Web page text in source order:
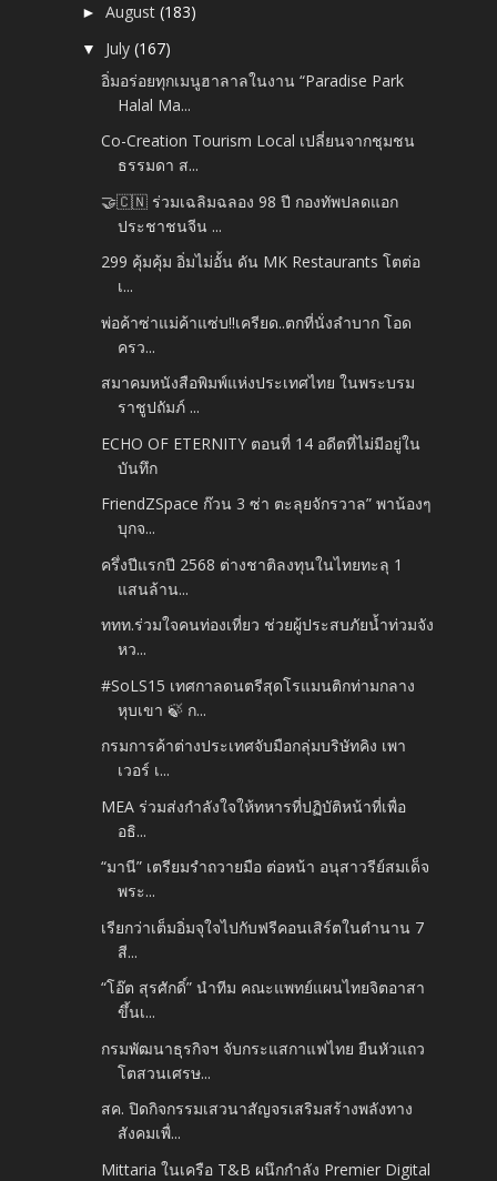
►August(183)
▼ July(167)
อิ่มอร่อยทุกเมนูฮาลาลในงาน “Paradise Park
Halal Ma...
Co-Creation Tourism Local เปลี่ยนจากชุมชน
ธรรมดา ส...
🤝🇨🇳 ร่วมเฉลิมฉลอง 98 ปี กองทัพปลดแอก
ประชาชนจีน ...
299 คุ้มคุ้ม อิ่มไม่อั้น ดัน MK Restaurants โตต่อ
เ...
พ่อค้าซ่าแม่ค้าแซ่บ!!เครียด..ตกที่นั่งลำบาก โอด
ครว...
สมาคมหนังสือพิมพ์แห่งประเทศไทย ในพระบรม
ราชูปถัมภ์ ...
ECHO OF ETERNITY ตอนที่ 14 อดีตที่ไม่มีอยู่ใน
บันทึก
FriendZSpace ก๊วน 3 ซ่า ตะลุยจักรวาล” พาน้องๆ
บุกจ...
ครึ่งปีแรกปี 2568 ต่างชาติลงทุนในไทยทะลุ 1
แสนล้าน...
ททท.ร่วมใจคนท่องเที่ยว ช่วยผู้ประสบภัยน้ำท่วมจัง
หว...
#SoLS15 เทศกาลดนตรีสุดโรแมนติกท่ามกลาง
หุบเขา 🍃 ก...
กรมการค้าต่างประเทศจับมือกลุ่มบริษัทคิง เพา
เวอร์ เ...
MEA ร่วมส่งกำลังใจให้ทหารที่ปฏิบัติหน้าที่เพื่อ
อธิ...
“มานี” เตรียมรำถวายมือ ต่อหน้า อนุสาวรีย์สมเด็จ
พระ...
เรียกว่าเต็มอิ่มจุใจไปกับฟรีคอนเสิร์ตในตำนาน 7
สี...
“โอ๊ต สุรศักดิ์” นำทีม คณะแพทย์แผนไทยจิตอาสา
ขึ้นเ...
กรมพัฒนาธุรกิจฯ จับกระแสกาแฟไทย ยืนหัวแถว
โตสวนเศรษ...
สค. ปิดกิจกรรมเสวนาสัญจรเสริมสร้างพลังทาง
สังคมเพื่...
Mittaria ในเครือ T&B ผนึกกำลัง Premier Digital